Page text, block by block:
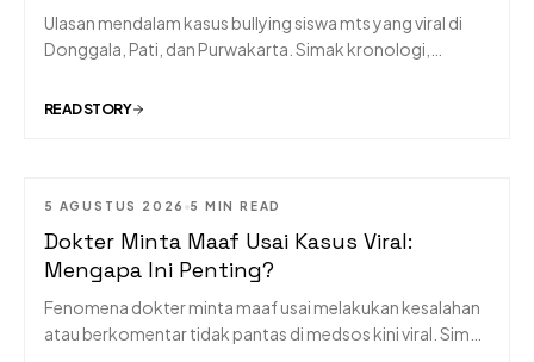
Ulasan mendalam kasus bullying siswa mts yang viral di
Donggala, Pati, dan Purwakarta. Simak kronologi,
READ STORY
5 AGUSTUS 2026 5 MIN READ
Dokter Minta Maaf Usai Kasus Viral:
Mengapa Ini Penting?
Fenomena dokter minta maaf usai melakukan kesalahan
atau berkomentar tidak pantas di medsos kini viral. Simak